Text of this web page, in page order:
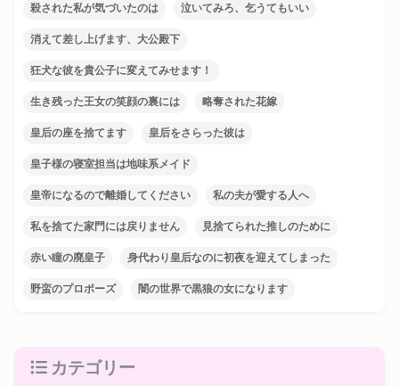
殺された私が気づいたのは 泣いてみろ、乞うてもいい
消えて差し上げます、大公殿下
狂犬な彼を貴公子に変えてみせます！
生き残った王女の笑顔の裏には 略奪された花嫁
皇后の座を捨てます 皇后をさらった彼は
皇子様の寝室担当は地味系メイド
皇帝になるので離婚してください 私の夫が愛する人へ
私を捨てた家門には戻りません 見捨てられた推しのために
赤い瞳の廃皇子 身代わり皇后なのに初夜を迎えてしまった
野蛮のプロポーズ 闇の世界で黒狼の女になります
カテゴリー